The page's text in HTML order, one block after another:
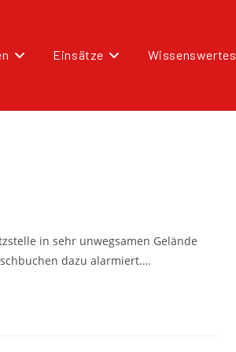
Einsätze Wissenswertes
in sehr unwegsamen Gelände
dazu alarmiert.…